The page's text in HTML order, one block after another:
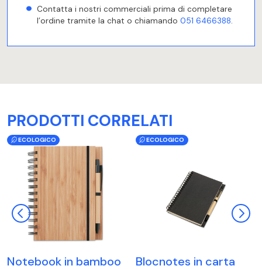
Contatta i nostri commerciali prima di completare
l’ordine tramite la chat o chiamando 051 6466388.
PRODOTTI CORRELATI
ECOLOGICO
Notebook in bamboo
ECOLOGICO
Blocnotes in carta